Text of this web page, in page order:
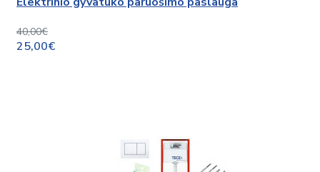
40,00€
25,00€